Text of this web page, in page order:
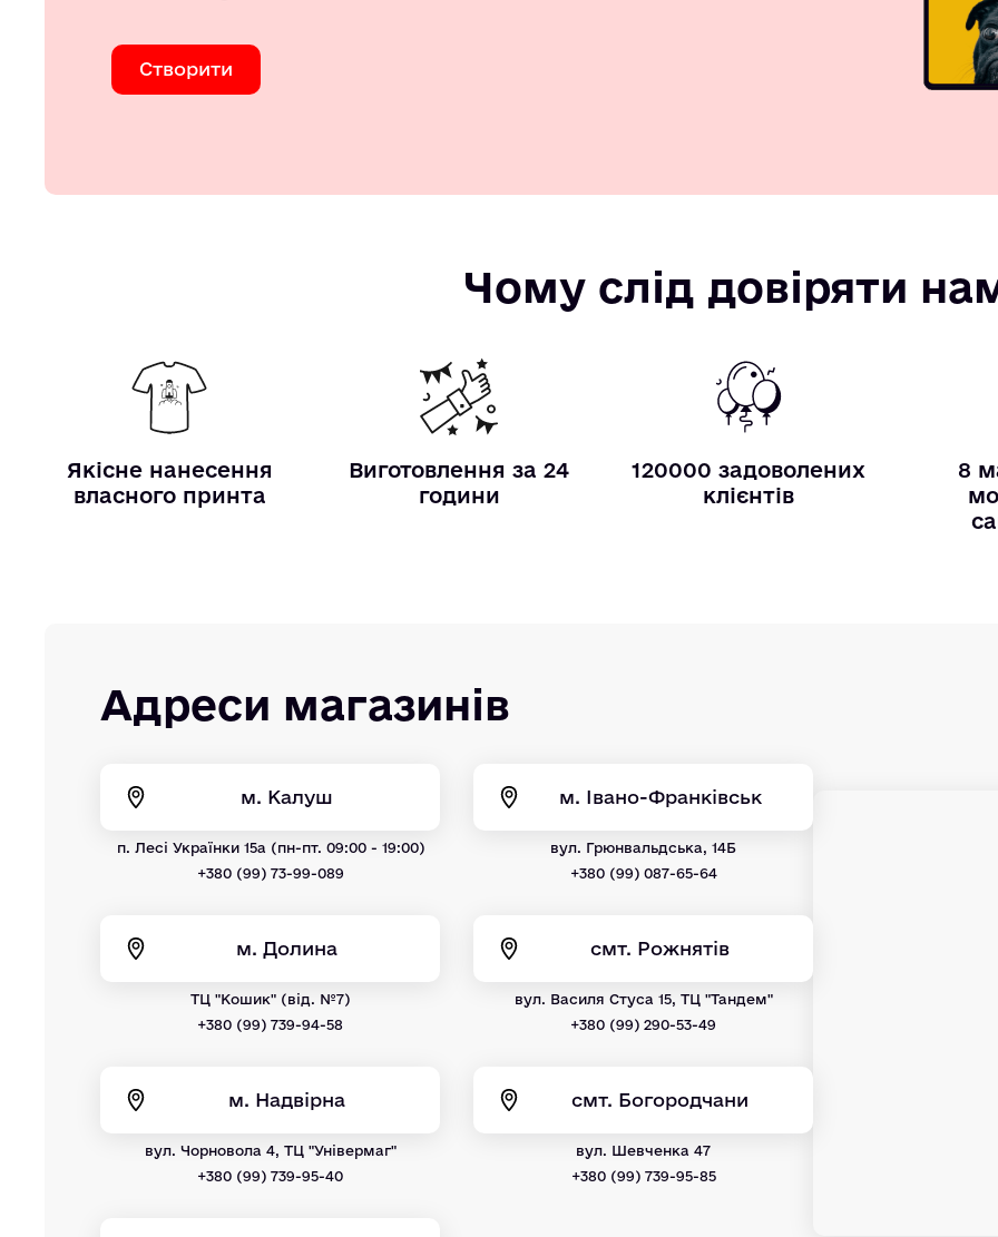
Створити
Чому слід довіряти
Якісне нанесення
власного принта
Виготовлення за 24
години
120000 задоволених
клієнтів
8
Адреси магазинів
м. Калуш
п. Лесі Українки 15а (пн-пт. 09:00 - 19:00)
+380 (99) 73-99-089
м. Івано-Франківськ
вул. Грюнвальдська, 14Б
+380 (99) 087-65-64
м. Долина
ТЦ "Кошик" (від. №7)
+380 (99) 739-94-58
смт. Рожнятів
вул. Василя Стуса 15, ТЦ "Тандем"
+380 (99) 290-53-49
м. Надвірна
вул. Чорновола 4, ТЦ "Універмаг"
+380 (99) 739-95-40
смт. Богородчани
вул. Шевченка 47
+380 (99) 739-95-85